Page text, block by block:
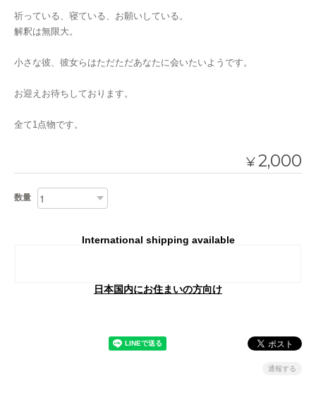
祈っている、寝ている、お願いしている。
解釈は無限大。
小さな彼、彼女らはただただあなたに会いたいようです。
お迎えお待ちしております。
全て1点物です。
¥2,000
数量
International shipping available
日本国内にお住まいの方向け
通報する